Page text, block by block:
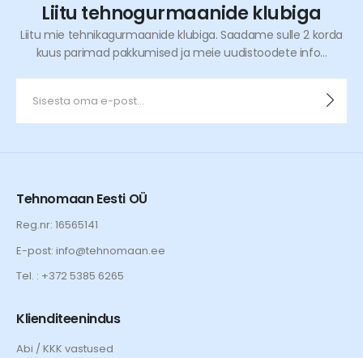
Liitu tehnogurmaanide klubiga
Liitu mie tehnikagurmaanide klubiga. Saadame sulle 2 korda
kuus parimad pakkumised ja meie uudistoodete info...
Tehnomaan Eesti OÜ
Reg.nr: 16565141
E-post: info@tehnomaan.ee
Tel. : +372 5385 6265
Klienditeenindus
Abi / KKK vastused